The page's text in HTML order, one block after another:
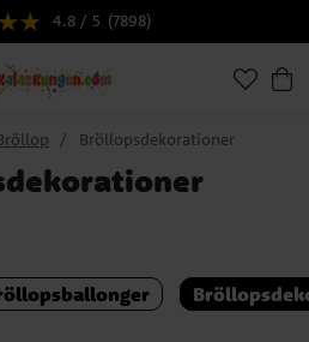
4.8 / 5 (7898)
Bröllopsdekorationer